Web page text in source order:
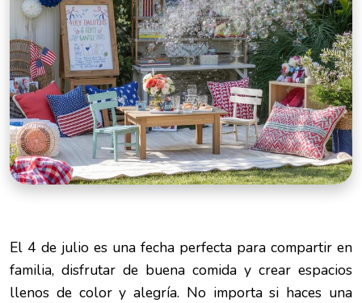
El 4 de julio es una fecha perfecta para compartir en
familia, disfrutar de buena comida y crear espacios
llenos de color y alegría. No importa si haces una